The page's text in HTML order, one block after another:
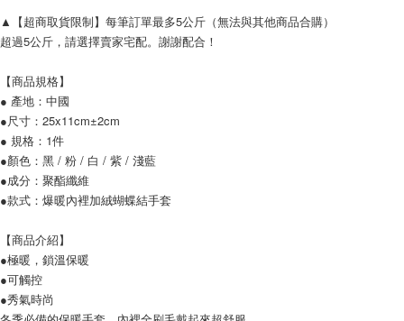
▲【超商取貨限制】每筆訂單最多5公斤（無法與其他商品合購）
超過5公斤，請選擇賣家宅配。謝謝配合！
【商品規格】
● 產地：中國
●尺寸：25x11cm±2cm
● 規格：1件
●顏色：黑 / 粉 / 白 / 紫 / 淺藍
●成分：聚酯纖維
●款式：爆暖內裡加絨蝴蝶結手套
【商品介紹】
●極暖，鎖溫保暖
●可觸控
●秀氣時尚